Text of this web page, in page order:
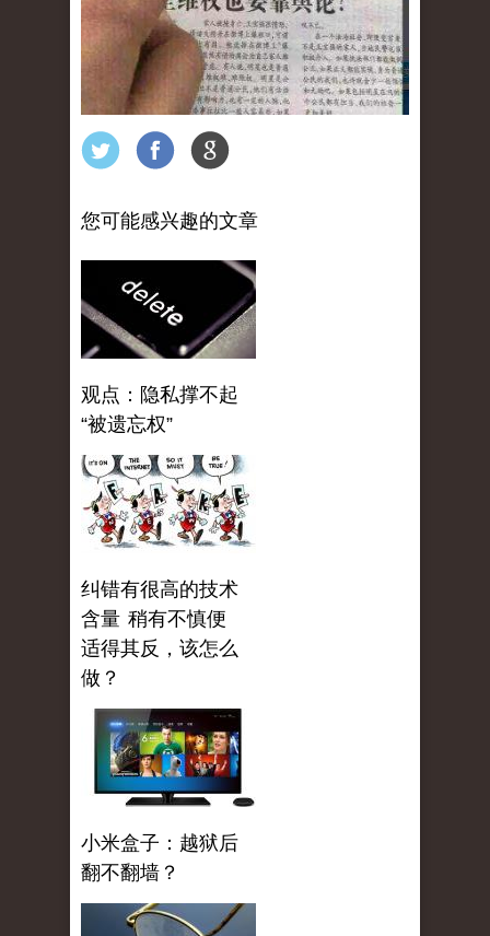
您可能感兴趣的文章
观点：隐私撑不起
“被遗忘权”
纠错有很高的技术
含量 稍有不慎便
适得其反，该怎么
做？
小米盒子：越狱后
翻不翻墙？